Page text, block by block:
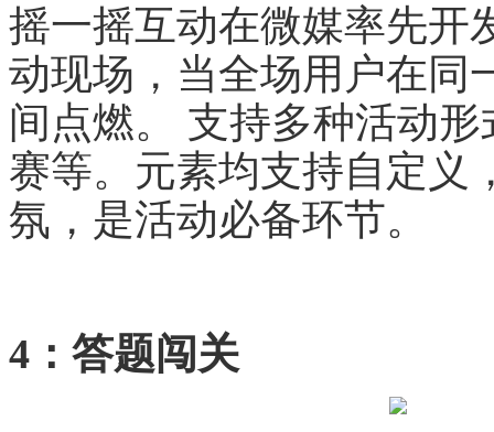
摇一摇互动在微媒率先开
动现场，当全场用户在同
间点燃。 支持多种活动
赛等。元素均支持自定义
氛，是活动必备环节。
4：答题闯关